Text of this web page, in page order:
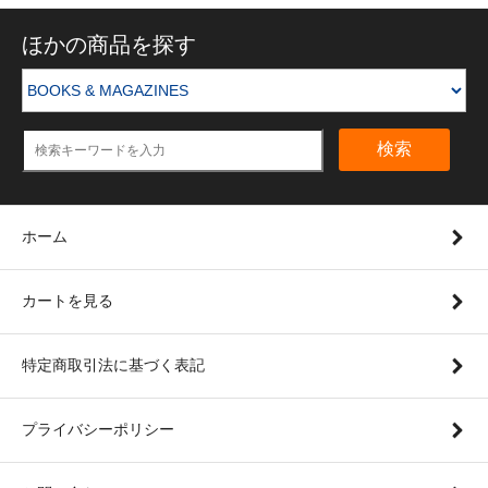
ほかの商品を探す
検索
ホーム
カートを見る
特定商取引法に基づく表記
プライバシーポリシー